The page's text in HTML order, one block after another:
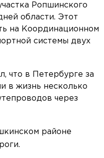
Ропшинского
области. Этот
на Координационном
системы двух
что в Петербурге за
в жизнь несколько
через
районе